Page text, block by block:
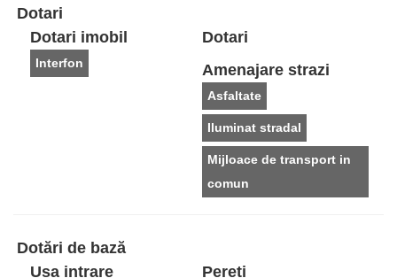
Dotari
Dotari imobil
Interfon
Dotari
Amenajare strazi
Asfaltate
Iluminat stradal
Mijloace de transport in
comun
Dotări de bază
Usa intrare
Pereti